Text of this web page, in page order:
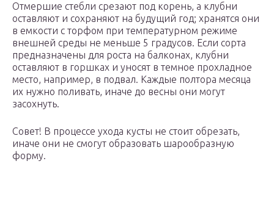
Отмершие стебли срезают под корень, а клубни
оставляют и сохраняют на будущий год; хранятся они
в емкости с торфом при температурном режиме
внешней среды не меньше 5 градусов. Если сорта
предназначены для роста на балконах, клубни
оставляют в горшках и уносят в темное прохладное
место, например, в подвал. Каждые полтора месяца
их нужно поливать, иначе до весны они могут
засохнуть.
Совет! В процессе ухода кусты не стоит обрезать,
иначе они не смогут образовать шарообразную
форму.